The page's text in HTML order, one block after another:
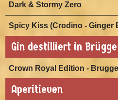
Dark & Stormy Zero
Spicy Kiss (Crodino - Ginger
Gin destilliert in Brügge
Crown Royal Edition - Brugge
Aperitieven